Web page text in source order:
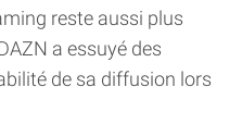
reste aussi plus
a essuyé des
de sa diffusion lors